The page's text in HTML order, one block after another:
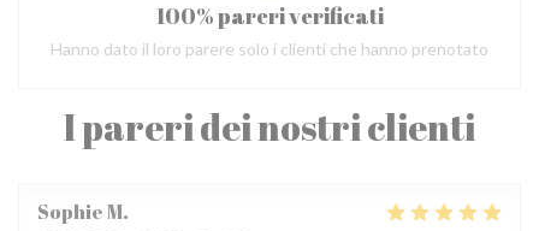
I pareri dei nostri clienti
SophieM
100% pareri verificati
Hanno dato il loro parere solo i clienti che hanno prenotato